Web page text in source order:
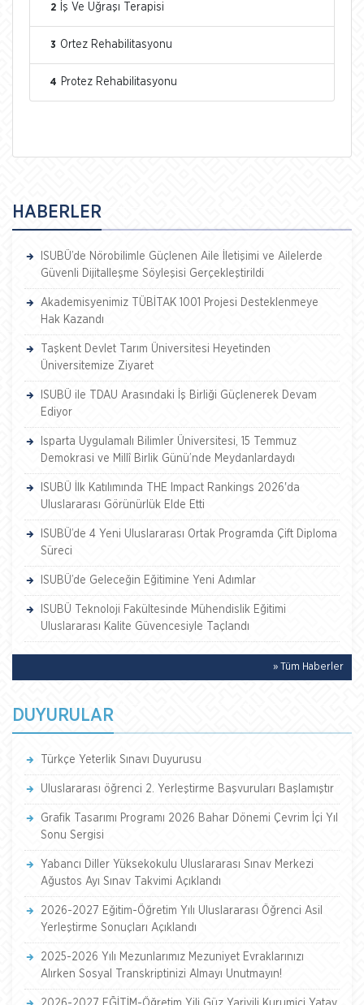
2 İş Ve Uğraşı Terapisi
3 Ortez Rehabilitasyonu
4 Protez Rehabilitasyonu
HABERLER
ISUBÜ’de Nörobilimle Güçlenen Aile İletişimi ve Ailelerde
Güvenli Dijitalleşme Söyleşisi Gerçekleştirildi
Akademisyenimiz TÜBİTAK 1001 Projesi Desteklenmeye
Hak Kazandı
Taşkent Devlet Tarım Üniversitesi Heyetinden
Üniversitemize Ziyaret
ISUBÜ ile TDAU Arasındaki İş Birliği Güçlenerek Devam
Ediyor
Isparta Uygulamalı Bilimler Üniversitesi, 15 Temmuz
Demokrasi ve Millî Birlik Günü’nde Meydanlardaydı
ISUBÜ İlk Katılımında THE Impact Rankings 2026'da
Uluslararası Görünürlük Elde Etti
ISUBÜ’de 4 Yeni Uluslararası Ortak Programda Çift Diploma
Süreci
ISUBÜ’de Geleceğin Eğitimine Yeni Adımlar
ISUBÜ Teknoloji Fakültesinde Mühendislik Eğitimi
Uluslararası Kalite Güvencesiyle Taçlandı
» Tüm Haberler
DUYURULAR
Türkçe Yeterlik Sınavı Duyurusu
Uluslararası öğrenci 2. Yerleştirme Başvuruları Başlamıştır
Grafik Tasarımı Programı 2026 Bahar Dönemi Çevrim İçi Yıl
Sonu Sergisi
Yabancı Diller Yüksekokulu Uluslararası Sınav Merkezi
Ağustos Ayı Sınav Takvimi Açıklandı
2026-2027 Eğitim-Öğretim Yılı Uluslararası Öğrenci Asil
Yerleştirme Sonuçları Açıklandı
2025-2026 Yılı Mezunlarımız Mezuniyet Evraklarınızı
Alırken Sosyal Transkriptinizi Almayı Unutmayın!